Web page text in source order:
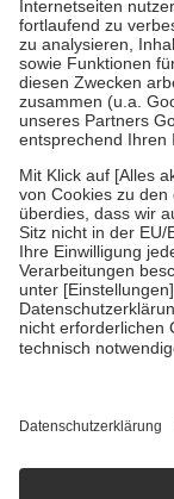
Kosten dafür, der
mit.
Grundsätzlich
Prozent des
höchstens zehn
tatsächlichen
Bei Heilmitteln und
Zuzahlung zehn
Verordnung.
Um das
zu stärken und die
fallenkeine
• Kindern und
mit Ausnahme der
• empfohlenen